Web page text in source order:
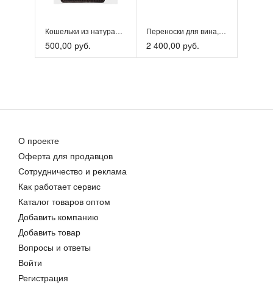
Кошельки из натуральной кожи
500,00 руб.
Переноски для вина, сувениры из кожи
2 400,00 руб.
О проекте
Оферта для продавцов
Сотрудничество и реклама
Как работает сервис
Каталог товаров оптом
Добавить компанию
Добавить товар
Вопросы и ответы
Войти
Регистрация